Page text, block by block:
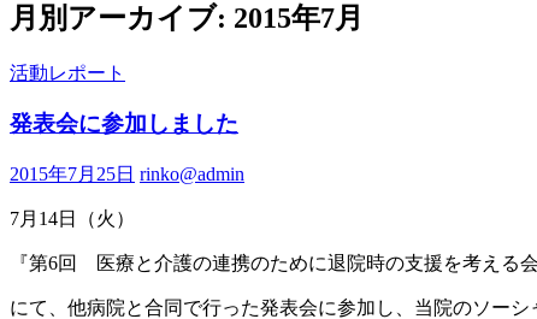
月別アーカイブ: 2015年7月
活動レポート
発表会に参加しました
2015年7月25日 rinko@admin
7月14日（火）
『第6回 医療と介護の連携のために退院時の支援を考える
にて、他病院と合同で行った発表会に参加し、当院のソー